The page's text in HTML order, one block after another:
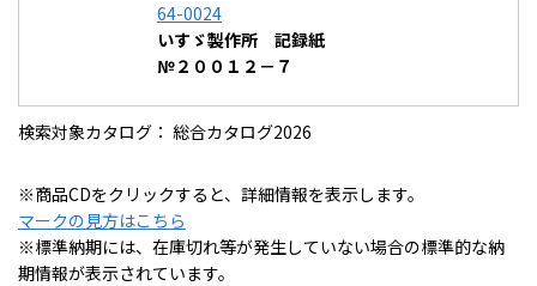
64-0024
いすゞ製作所 記録紙
№２００１２－７
検索対象カタログ： 総合カタログ2026
※商品CDをクリックすると、詳細情報を表示します。
マークの見方はこちら
※標準納期には、在庫切れ等が発生していない場合の標準的な納
期情報が表示されています。